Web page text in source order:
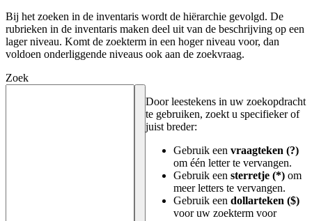
Bij het zoeken in de inventaris wordt de hiërarchie gevolgd. De
rubrieken in de inventaris maken deel uit van de beschrijving op een
lager niveau. Komt de zoekterm in een hoger niveau voor, dan
voldoen onderliggende niveaus ook aan de zoekvraag.
Zoek
Door leestekens in uw zoekopdracht
te gebruiken, zoekt u specifieker of
juist breder:
Gebruik een vraagteken (?)
om één letter te vervangen.
Gebruik een sterretje (*) om
meer letters te vervangen.
Gebruik een dollarteken ($)
voor uw zoekterm voor